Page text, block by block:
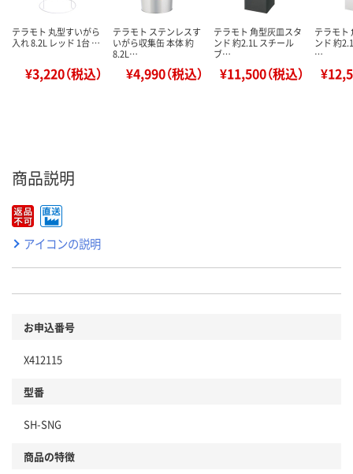
テラモト 丸型すいがら
入れ 8.2L レッド 1台 …
¥3,220（税込）
テラモト ステンレスす
いがら収集缶 本体 約
8.2L…
¥4,990（税込）
テラモト 角型灰皿スタ
ンド 約2.1L スチール
ブ…
¥11,500（税込）
テラモト
ンド 約
…
商品説明
アイコンの説明
お申込番号
X412115
型番
SH-SNG
商品の特徴